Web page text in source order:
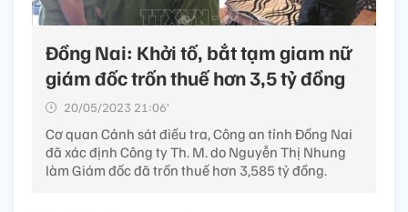
Đồng Nai: Khởi tố, bắt tạm giam nữ
giám đốc trốn thuế hơn 3,5 tỷ đồng
20/05/2023 21:06’
Cơ quan Cảnh sát điều tra, Công an tỉnh Đồng Nai
đã xác định Công ty Th. M. do Nguyễn Thị Nhung
làm Giám đốc đã trốn thuế hơn 3,585 tỷ đồng.